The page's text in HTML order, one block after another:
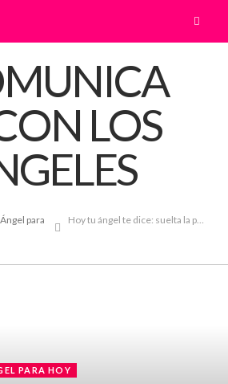
para
Hoy tu ángel te dice: suelta la presión
PARA HOY